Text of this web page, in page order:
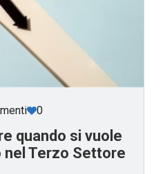
0
quando si vuole
nel Terzo Settore